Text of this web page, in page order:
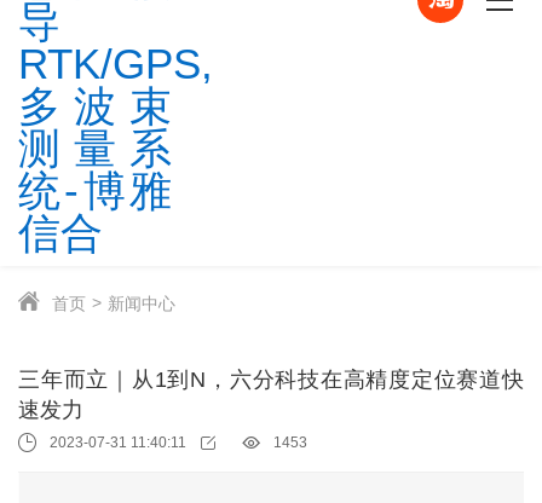
首页 新闻中心
三年而立｜从1到N，六分科技在高精度定位赛道快
速发力
2023-07-31 11:40:11 1453